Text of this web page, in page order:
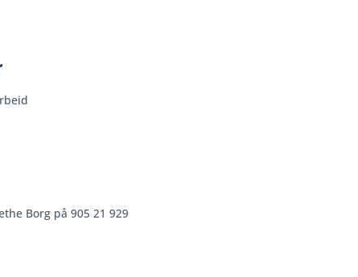
Borg på 905 21 929